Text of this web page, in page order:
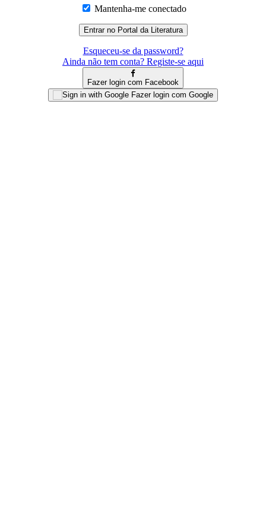
Mantenha-me conectado
Esqueceu-se da password?
Ainda não tem conta? Registe-se aqui
Fazer login com Facebook
Fazer login com Google